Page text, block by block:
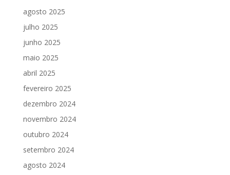
agosto 2025
julho 2025
junho 2025
maio 2025
abril 2025
fevereiro 2025
dezembro 2024
novembro 2024
outubro 2024
setembro 2024
agosto 2024